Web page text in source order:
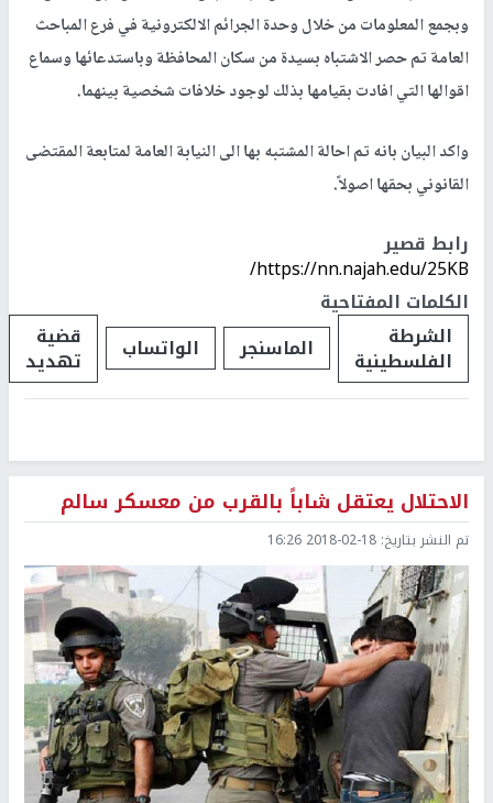
وبجمع المعلومات من خلال وحدة الجرائم الالكترونية في فرع المباحث
العامة تم حصر الاشتباه بسيدة من سكان المحافظة وباستدعائها وسماع
اقوالها التي افادت بقيامها بذلك لوجود خلافات شخصية بينهما.
واكد البيان بانه تم احالة المشتبه بها الى النيابة العامة لمتابعة المقتضى
القانوني بحقها اصولاً.
رابط قصير
https://nn.najah.edu/25KB/
الكلمات المفتاحية
الشرطة
الفلسطينية الماسنجر الواتساب قضية
تهديد
الاحتلال يعتقل شاباً بالقرب من معسكر سالم
تم النشر بتاريخ: 2018-02-18 16:26